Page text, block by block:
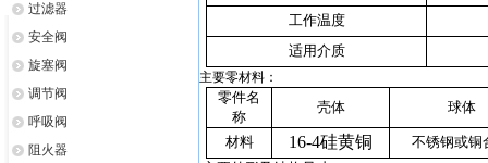
过滤器
安全阀
旋塞阀
调节阀
呼吸阀
阻火器
工作温度
适用介质
主要零材料：
零件名
称
壳体 球体
材料 16-4硅黄铜
不锈钢或铜